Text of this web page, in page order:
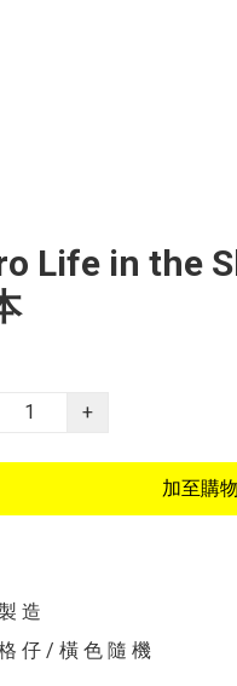
Life in the
+
加至購
造
仔 / 橫 色 隨 機